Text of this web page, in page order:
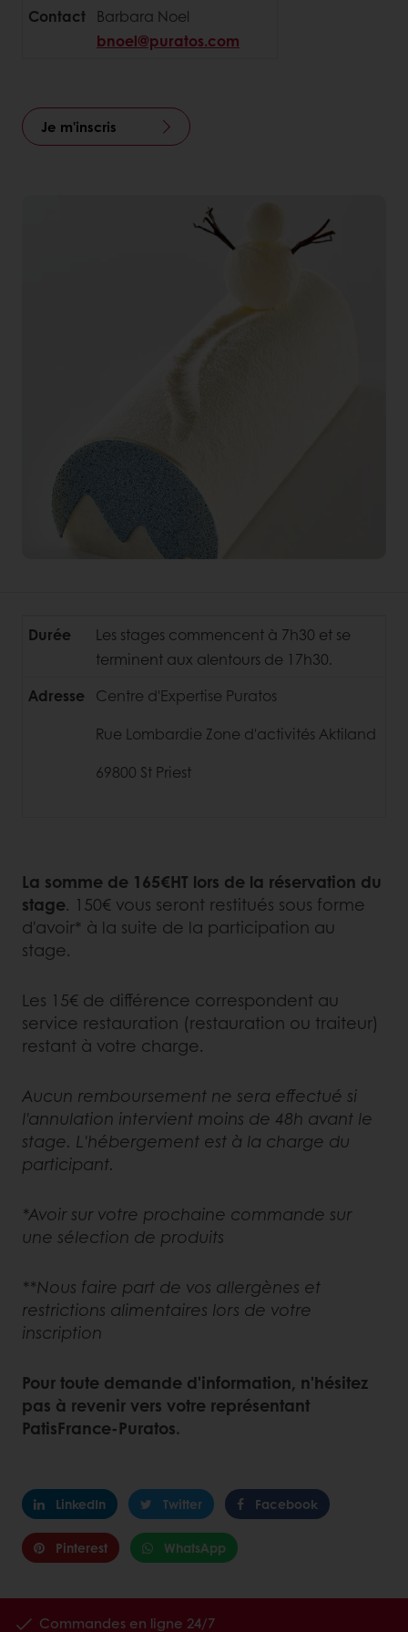
Contact Barbara Noel
bnoel@puratos.com
Je m'inscris
Durée
Les stages commencent à 7h30 et se
terminent aux alentours de 17h30.
Adresse
Centre d'Expertise Puratos
Rue Lombardie Zone d'activités Aktiland
69800 St Priest
La somme de 165€HT lors de la réservation du
stage. 150€ vous seront restitués sous forme
d'avoir* à la suite de la participation au
stage.
Les 15€ de différence correspondent au
service restauration (restauration ou traiteur)
restant à votre charge.
Aucun remboursement ne sera effectué si
l'annulation intervient moins de 48h avant le
stage. L'hébergement est à la charge du
participant.
*Avoir sur votre prochaine commande sur
une sélection de produits
**Nous faire part de vos allergènes et
restrictions alimentaires lors de votre
inscription
Pour toute demande d'information, n'hésitez
pas à revenir vers votre représentant
PatisFrance-Puratos.
LinkedIn Twitter Facebook
Pinterest WhatsApp
Commandes en ligne 24/7